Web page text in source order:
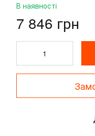
В наявності
7 846 грн